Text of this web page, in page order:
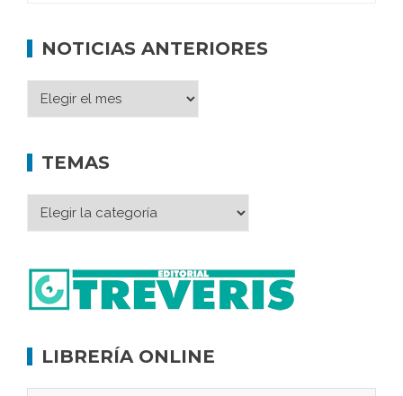
NOTICIAS ANTERIORES
TEMAS
LIBRERÍA ONLINE